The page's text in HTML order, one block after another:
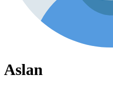
Aslan